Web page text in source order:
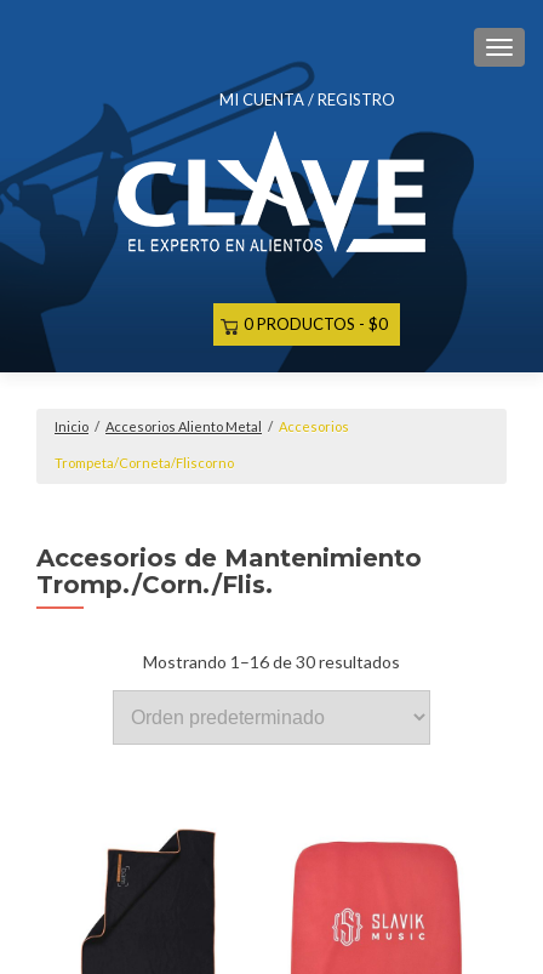
MI CUENTA / REGISTRO
0 PRODUCTOS $0
Inicio / Accesorios Aliento Metal / Accesorios
Trompeta/Corneta/Fliscorno
Accesorios de Mantenimiento
Tromp./Corn./Flis.
Mostrando 1–16 de 30 resultados